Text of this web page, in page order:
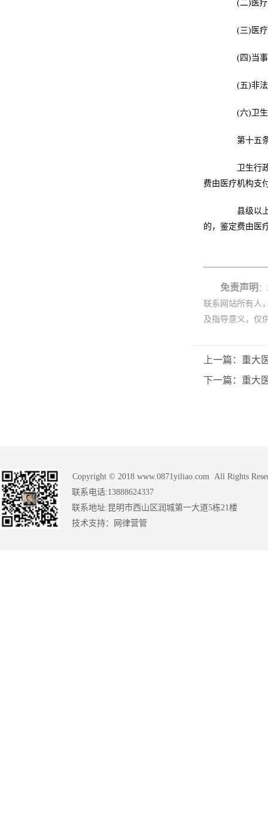
(二)医疗事
(三)医疗
(四)当事
(五)非法
(六)卫生
第十五条
卫生行政
费由医疗机构支
县级以上
的，鉴定费由医
免责声明
联系网站所有人
及指导意义，仅
上一篇：重大
下一篇：重大
Copyright © 2018 www.0871yiliao.com All Rights
联系电话:13888624337
联系地址:昆明市西山区润城第一大道5栋21楼
技术支持：
网律营管